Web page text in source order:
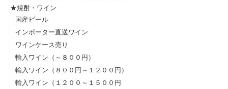
★焼酎・ワイン
国産ビール
インポーター直送ワイン
ワインケース売り
輸入ワイン（～８００円）
輸入ワイン（８００円～１２００円）
輸入ワイン（１２００～１５００円